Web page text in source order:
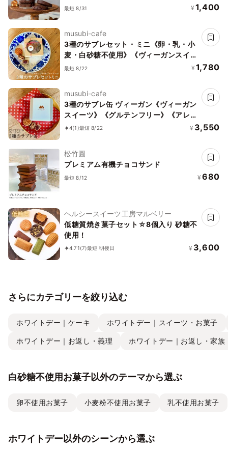
フリー》《アレルギー配慮》
最短 8/31 ¥ 1,400
musubi-cafe
3種のサブレセット・ミニ《卵・乳・小
麦・白砂糖不使用》《ヴィーガンスイー
ツ》《グルテンフリー》《アレルギー配
最短 8/22 ¥ 1,780
musubi-cafe
3種のサブレ缶 ヴィーガン《ヴィーガン
スイーツ》《グルテンフリー》《アレル
ギー配慮》
4(1)最短 8/22 ¥ 3,550
松竹圓
プレミアム有機チョコサンド
最短 8/12 ¥ 680
ヘルシースイーツ工房マルベリー
低糖質焼き菓子セット☆8個入り 砂糖不
使用！
4.71(7)最短 明後日 ¥ 3,600
さらにカテゴリーを絞り込む
ホワイトデー｜ケーキ ホワイトデー｜スイーツ・お菓子
ホワイトデー｜お返し・義理 ホワイトデー｜お返し・家族
白砂糖不使用お菓子以外のテーマから選ぶ
卵不使用お菓子 小麦粉不使用お菓子 乳不使用お菓子
ホワイトデー以外のシーンから選ぶ